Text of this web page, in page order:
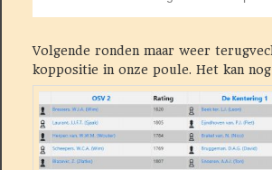
Volgende ronden maar weer
koppositie in onze poule. Het kan